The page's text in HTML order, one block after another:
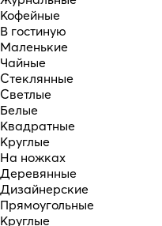
Кофейные
В гостиную
Маленькие
Чайные
Стеклянные
Светлые
Белые
Квадратные
Круглые
На ножках
Деревянные
Дизайнерские
Прямоугольные
Круглые